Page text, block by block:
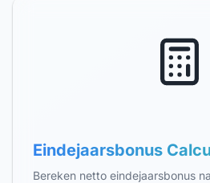
Eindejaarsbonus
Bereken netto eindejaarsbonus